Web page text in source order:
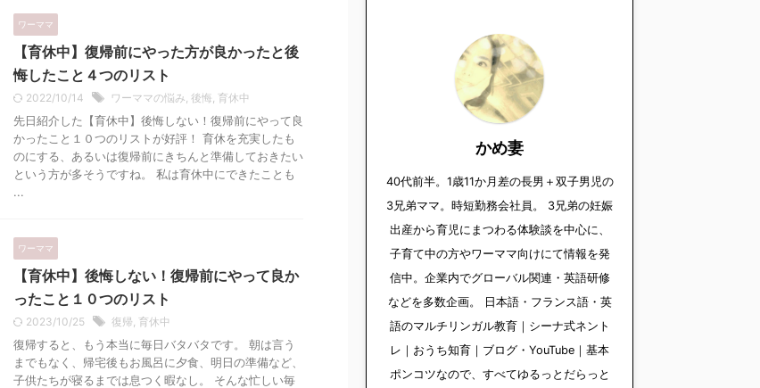
ワーママ
【育休中】復帰前にやった方が良かったと後
悔したこと４つのリスト
2022/10/14 ワーママの悩み 後悔 育休中
先日紹介した【育休中】後悔しない！復帰前にやって良
かったこと１０つのリストが好評！ 育休を充実したも
のにする、あるいは復帰前にきちんと準備しておきたい
という方が多そうですね。 私は育休中にできたことも
...
ワーママ
【育休中】後悔しない！復帰前にやって良か
ったこと１０つのリスト
2023/10/25 復帰 育休中
復帰すると、もう本当に毎日バタバタです。 朝は言う
までもなく、帰宅後もお風呂に夕食、明日の準備など、
子供たちが寝るまでは息つく暇なし。 そんな忙しい毎
かめ妻
40代前半。1歳11か月差の長男＋双子男児の
3兄弟ママ。時短勤務会社員。 3兄弟の妊娠
出産から育児にまつわる体験談を中心に、
子育て中の方やワーママ向けにて情報を発
信中。企業内でグローバル関連・英語研修
などを多数企画。 日本語・フランス語・英
語のマルチリンガル教育｜シーナ式ネント
レ｜おうち知育｜ブログ・YouTube｜基本
ポンコツなので、すべてゆるっとだらっと